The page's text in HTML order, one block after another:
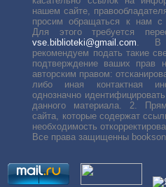
нашем сайте,
просим обращаться к нам с
Для этого требуется
vse.biblioteki@gmail.com. В
рекомендуем подать такие
подтверждение ваших прав
авторским правом:
либо иная контактная
однозначно
данного материала. 2.
сайта, которые содержат
необходимость
Все права защищенны